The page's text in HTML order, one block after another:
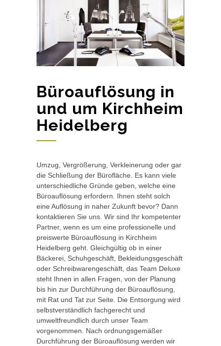
Büroauflösung in
und um Kirchheim
Heidelberg
Umzug, Vergrößerung, Verkleinerung oder gar
die Schließung der Bürofläche. Es kann viele
unterschiedliche Gründe geben, welche eine
Büroauflösung erfordern. Ihnen steht solch
eine Auflösung in naher Zukunft bevor? Dann
kontaktieren Sie uns. Wir sind Ihr kompetenter
Partner, wenn es um eine professionelle und
preiswerte Büroauflösung in Kirchheim
Heidelberg geht. Gleichgültig ob in einer
Bäckerei, Schuhgeschäft, Bekleidungsgeschäft
oder Schreibwarengeschäft, das Team Deluxe
steht Ihnen in allen Fragen, von der Planung
bis hin zur Durchführung der Büroauflösung,
mit Rat und Tat zur Seite. Die Entsorgung wird
selbstverständlich fachgerecht und
umweltfreundlich durch unser Team
vorgenommen. Nach ordnungsgemäßer
Durchführung der Büroauflösung werden wir